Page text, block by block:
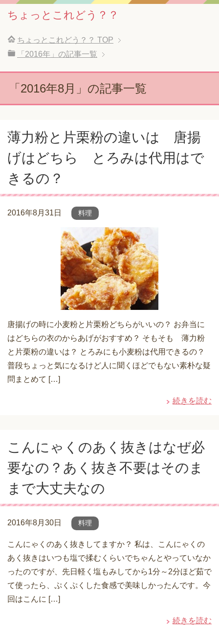
ちょっとこれどう？？
ちょっとこれどう？？ TOP
「2016年」の記事一覧
「2016年8月」の記事一覧
薄力粉と片栗粉の違いは 唐揚
げはどちら とろみは代用はで
きるの？
2016年8月31日 料理
唐揚げの時に小麦粉と片栗粉どちらがいいの？ お弁当に
はどちらの衣のからあげがおすすめ？ そもそも 薄力粉
と片栗粉の違いは？ とろみにも小麦粉は代用できるの？
普段ちょっと気になるけど人に聞くほどでもない素朴な疑
問まとめて […]
続きを読む
こんにゃくのあく抜きはなぜ必
要なの？あく抜き不要はそのま
まで大丈夫なの
2016年8月30日 料理
こんにゃくのあく抜きしてますか？ 私は、こんにゃくの
あく抜きはいつも塩で揉むくらいでちゃんとやっていなか
ったのですが、先日軽く塩もみしてから1分～2分ほど茹で
て使ったら、ぷくぷくした食感で美味しかったんです。今
回はこんに […]
続きを読む